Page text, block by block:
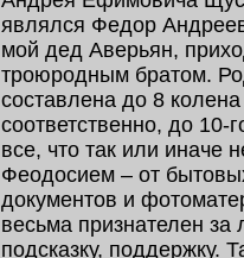
являлся Федор
мой дед Аверьян,
троюродным братом.
составлена до 8
соответственно, до 10-
все, что так или иначе
Феодосием – от
документов и
весьма признателен
подсказку, поддержку.